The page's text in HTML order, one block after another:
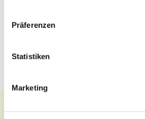
Präferenzen
Statistiken
Marketing